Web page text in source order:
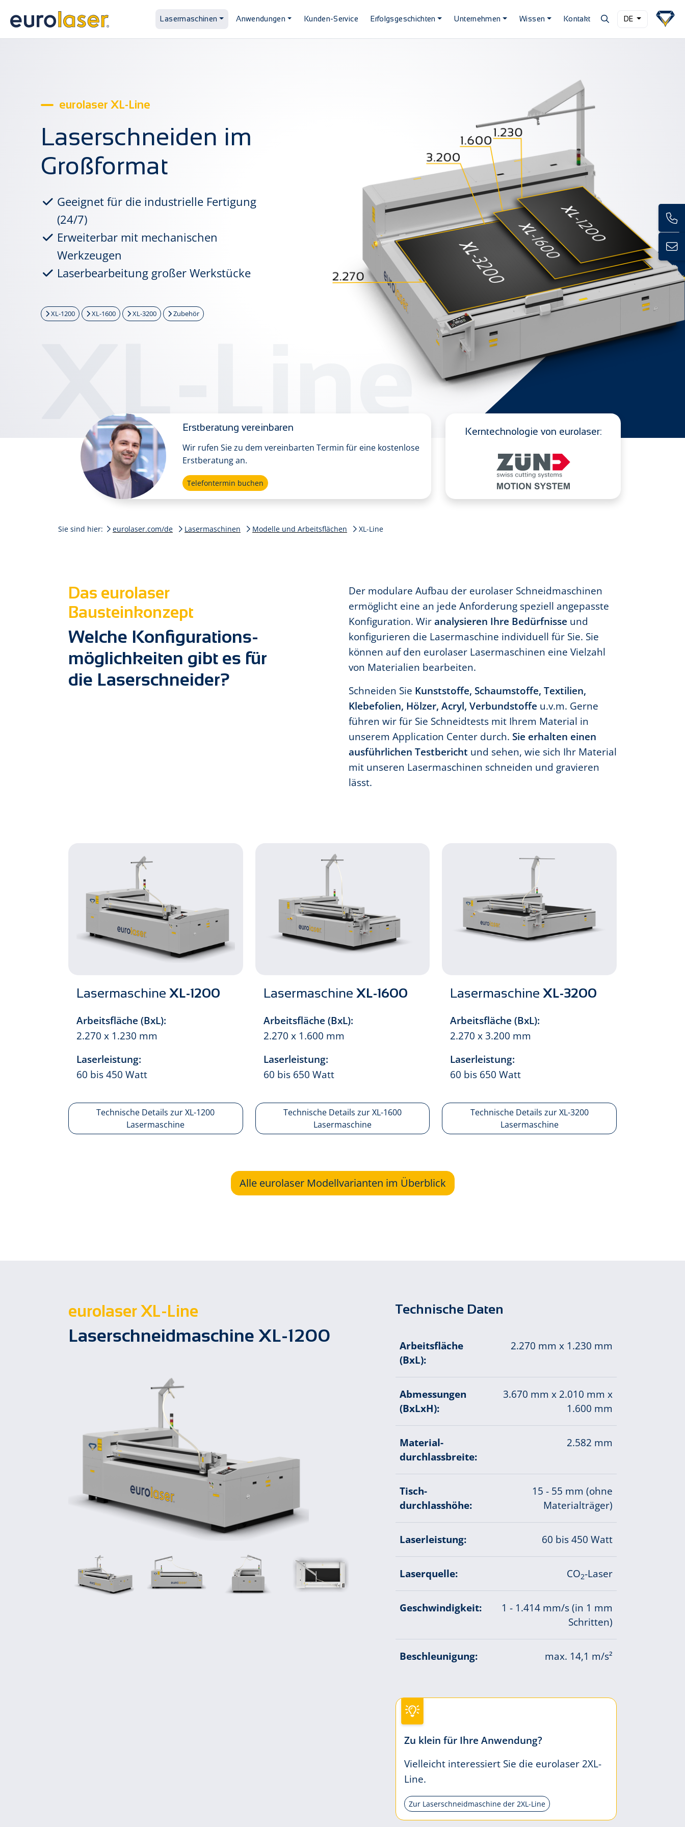
Lasermaschinen Anwendungen Kunden-Service Erfolgsgeschichten Unternehmen Wissen Kontakt DE
eurolaser XL-Line
Laserschneiden im
Großformat
Geeignet für die industrielle Fertigung
(24/7)
Erweiterbar mit mechanischen
Werkzeugen
Laserbearbeitung großer Werkstücke
XL-1200 XL-1600 XL-3200 Zubehör
XL-Line
Erstberatung vereinbaren
Wir rufen Sie zu dem vereinbarten Termin für eine kostenlose
Erstberatung an.
Telefontermin buchen
Kerntechnologie von eurolaser:
Sie sind hier: eurolaser.com/de Lasermaschinen Modelle und Arbeitsflächen XL-Line
Das eurolaser
Bausteinkonzept
Welche Konfigurations­
möglich­keiten gibt es für
die Laserschneider?
Der modulare Aufbau der eurolaser Schneidmaschinen
ermöglicht eine an jede Anforderung speziell angepasste
Konfiguration. Wiranalysieren Ihre Bedürfnisse und
konfigurieren die Lasermaschine individuell für Sie. Sie
können auf den eurolaser Lasermaschinen eine Vielzahl
von Materialien bearbeiten.
Schneiden Sie Kunststoffe, Schaumstoffe, Textilien,
Klebefolien, Hölzer, Acryl, Verbundstoffe u.v.m. Gerne
führen wir für Sie Schneidtests mit Ihrem Material in
unserem Application Center durch. Sie erhalten einen
ausführlichen Testbericht und sehen, wie sich Ihr Material
mit unseren Lasermaschinen schneiden und gravieren
lässt.
Lasermaschine XL-1200
Arbeitsfläche (BxL):
2.270 x 1.230 mm
Laserleistung:
60 bis 450 Watt
Technische Details zur XL-1200
Lasermaschine
Lasermaschine XL-1600
Arbeitsfläche (BxL):
2.270 x 1.600 mm
Laserleistung:
60 bis 650 Watt
Technische Details zur XL-1600
Lasermaschine
LasermaschineXL-3200
Arbeitsfläche (BxL):
2.270 x 3.200 mm
Laserleistung:
60 bis 650 Watt
Technische Details zur XL-3200
Lasermaschine
Alle eurolaser Modellvarianten im Überblick
eurolaser XL-Line
Laserschneidmaschine XL-1200
Technische Daten
Arbeitsfläche
(BxL):
2.270 mm x 1.230 mm
Abmessungen
(BxLxH):
3.670 mm x 2.010 mm x
1.600 mm
Material­
durchlassbreite:
2.582 mm
Tisch­
durchlasshöhe:
15 - 55 mm (ohne
Materialträger)
Laserleistung: 60 bis 450 Watt
Laserquelle: CO2-Laser
Geschwindigkeit:
1 - 1.414 mm/s (in 1 mm
Schritten)
Beschleunigung: max. 14,1 m/s²
Zu klein für Ihre Anwendung?
Vielleicht interessiert Sie die eurolaser 2XL-
Line.
Zur Laserschneidmaschine der 2XL-Line